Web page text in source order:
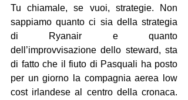
Tu chiamale, se vuoi, strategie. Non
sappiamo quanto ci sia della strategia
di Ryanair e quanto
dell’improvvisazione dello steward, sta
di fatto che il fiuto di Pasquali ha posto
per un giorno la compagnia aerea low
cost irlandese al centro della cronaca.